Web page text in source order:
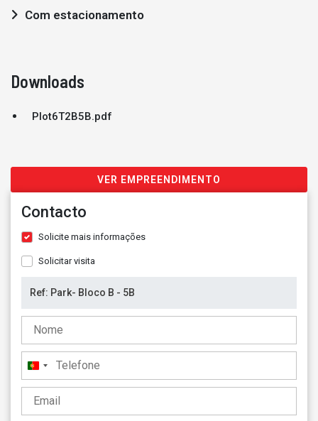
Com estacionamento
Downloads
Plot6T2B5B.pdf
VER EMPREENDIMENTO
Contacto
Solicite mais informações
Solicitar visita
Portugal
+351